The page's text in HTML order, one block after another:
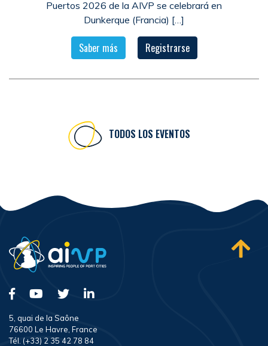
Puertos 2026 de la AIVP se celebrará en
Dunkerque (Francia) […]
Saber más Registrarse
TODOS LOS EVENTOS
5, quai de la Saône
76600 Le Havre, France
Tél. (+33) 2 35 42 78 84